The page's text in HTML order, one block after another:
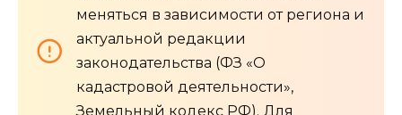
меняться в зависимости от региона и
актуальной редакции
законодательства (ФЗ «О
кадастровой деятельности»,
Земельный кодекс РФ). Для